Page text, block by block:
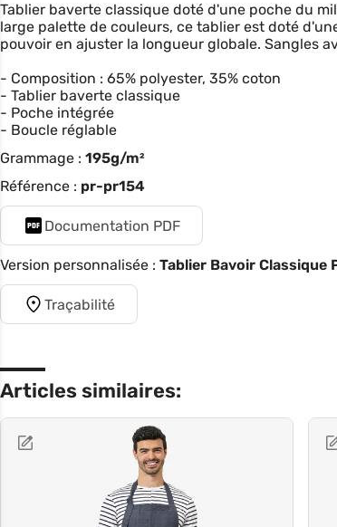
Tablier baverte classique doté d'une poche du
large palette de couleurs, ce tablier est doté
pouvoir en ajuster la longueur globale. Sangles
- Composition : 65% polyester, 35% coton
- Tablier baverte classique
- Poche intégrée
- Boucle réglable
Grammage : 195g/m²
Référence : pr-pr154
Documentation PDF
Version personnalisée : Tablier Bavoir Classique
Traçabilité
Articles similaires: